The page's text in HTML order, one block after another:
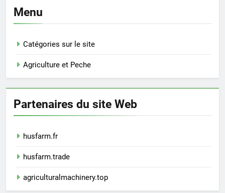
Menu
Catégories sur le site
Agriculture et Peche
Partenaires du site Web
husfarm.fr
husfarm.trade
agriculturalmachinery.top